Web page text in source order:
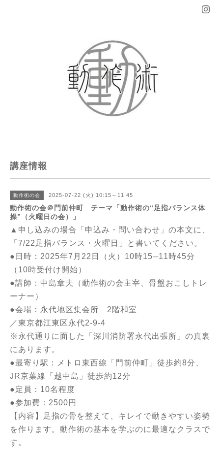
講座情報
動作術の会 2025-07-22 (火) 10:15～11:45
動作術の会＠門前仲町 テーマ「動作術の“足指バランス体
操”（火曜日の会）」
▲申し込みの場合 「申込み・問い合わせ 」 の本文に、
「7/22足指バランス・火曜日」と書いてください。
●日時：2025年7月22日（火）10時15─11時45分
（10時受付け開始）
●講師：中島章夫（動作術の会主宰、骨盤おこしトレ
ーナー）
●会場：永代地区集会所 2階和室
／東京都江東区永代2-9-4
※永代通りに面した「深川消防署永代出張所」の真裏
にあります。
●最寄り駅：メトロ東西線「門前仲町」徒歩約8分、
JR京葉線「越中島」徒歩約12分
●定員：10名程度
●参加費：2500円
【内容】足指の骨を整えて、キレイで動きやすい姿勢
を作ります。動作術の基本を学ぶのに最適なクラスで
す。